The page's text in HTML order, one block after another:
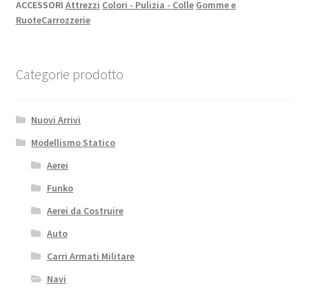
ACCESSORI Attrezzi Colori - Pulizia - Colle Gomme e
RuoteCarrozzerie
Categorie prodotto
Nuovi Arrivi
Modellismo Statico
Aerei
Funko
Aerei da Costruire
Auto
Carri Armati Militare
Navi